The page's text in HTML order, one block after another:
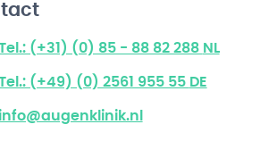
(+31) (0) 85 - 88 82 288 NL
(+49) (0) 2561 955 55 DE
info@augenklinik.nl